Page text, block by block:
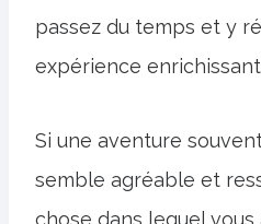
passez du temps et y
expérience
Si une aventure
semble agréable et
chose dans lequel vous